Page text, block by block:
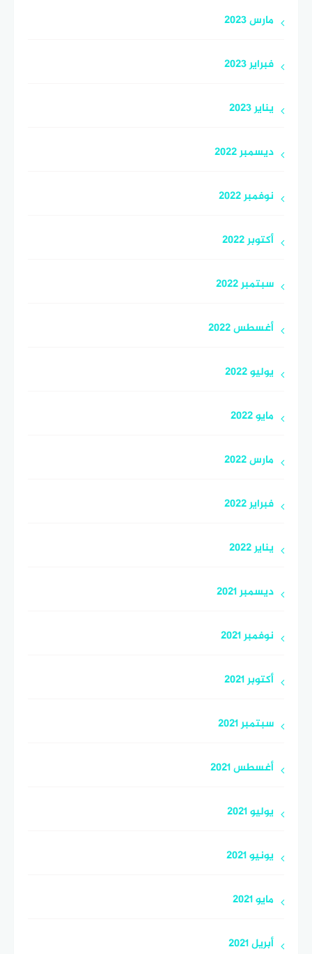
مارس 2023
فبراير 2023
يناير 2023
ديسمبر 2022
نوفمبر 2022
أكتوبر 2022
سبتمبر 2022
أغسطس 2022
يوليو 2022
مايو 2022
مارس 2022
فبراير 2022
يناير 2022
ديسمبر 2021
نوفمبر 2021
أكتوبر 2021
سبتمبر 2021
أغسطس 2021
يوليو 2021
يونيو 2021
مايو 2021
أبريل 2021